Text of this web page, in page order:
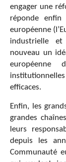
engager une
réponde enfin
européenne
industrielle
nouveau un
efficaces.
Enfin, les
grandes
leurs
depuis les
Communauté